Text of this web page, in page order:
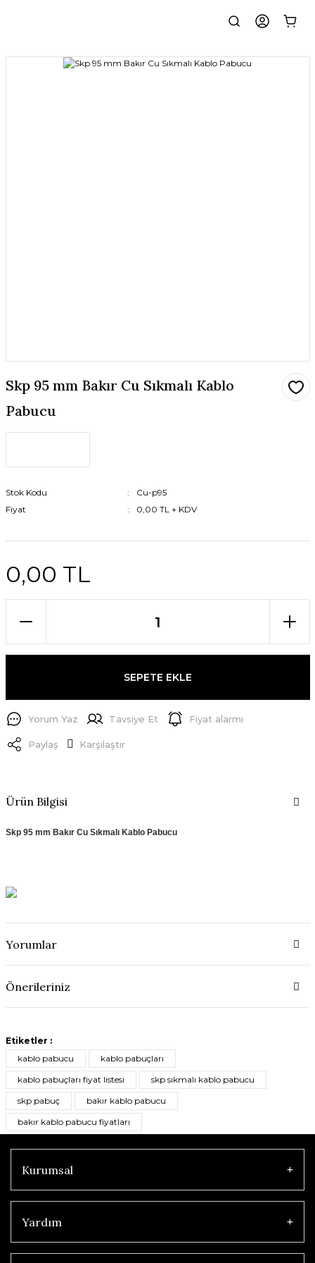
Skp 95 mm Bakır Cu Sıkmalı Kablo
Pabucu
Stok Kodu
Cu-p95
Fiyat
0,00 TL + KDV
0,00 TL
SEPETE EKLE
Yorum Yaz Tavsiye Et Fiyat alarmı
Paylaş Karşılaştır
Ürün Bilgisi
Skp 95 mm Bakır Cu Sıkmalı Kablo Pabucu
Yorumlar
Önerileriniz
Etiketler :
kablo pabucu
kablo pabuçları
kablo pabuçları fiyat listesi
skp sıkmalı kablo pabucu
skp pabuç
bakır kablo pabucu
bakır kablo pabucu fiyatları
Kurumsal
Yardım